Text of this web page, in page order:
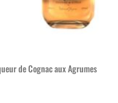
de Cognac aux Agrumes